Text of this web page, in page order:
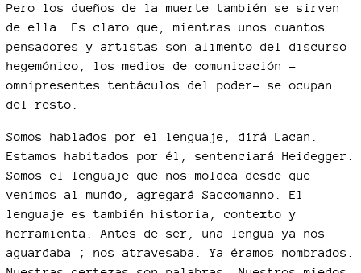
Pero los dueños de la muerte también se sirven
de ella. Es claro que, mientras unos cuantos
pensadores y artistas son alimento del discurso
hegemónico, los medios de comunicación -
omnipresentes tentáculos del poder- se ocupan
del resto.
Somos hablados por el lenguaje, dirá Lacan.
Estamos habitados por él, sentenciará Heidegger.
Somos el lenguaje que nos moldea desde que
venimos al mundo, agregará Saccomanno. El
lenguaje es también historia, contexto y
herramienta. Antes de ser, una lengua ya nos
aguardaba ; nos atravesaba. Ya éramos nombrados.